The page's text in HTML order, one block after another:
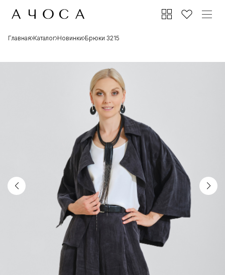
Главная Каталог Новинки Брюки 3215